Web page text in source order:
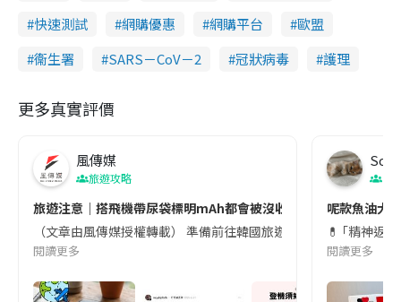
快速測試
網購優惠 網購平台
歐盟
衞生署
SARS－CoV－2 冠狀病毒 護理
更多真實評價
風傳媒
旅遊攻略
旅遊注意｜搭飛機帶尿袋標明mAh都會被沒收😱出發前切記檢查
（文章由風傳媒授權轉載） 準備前往韓國旅遊的民眾，近期要
閱讀更多
Soul
呢款魚油大
💊 ｢精神返
閱讀更多